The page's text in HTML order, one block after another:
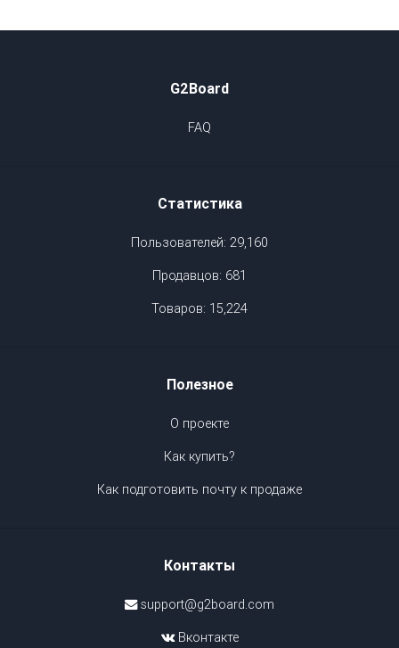
G2Board
FAQ
Статистика
Пользователей: 29,160
Продавцов: 681
Товаров: 15,224
Полезное
О проекте
Как купить?
Как подготовить почту к продаже
Контакты
support@g2board.com
Вконтакте